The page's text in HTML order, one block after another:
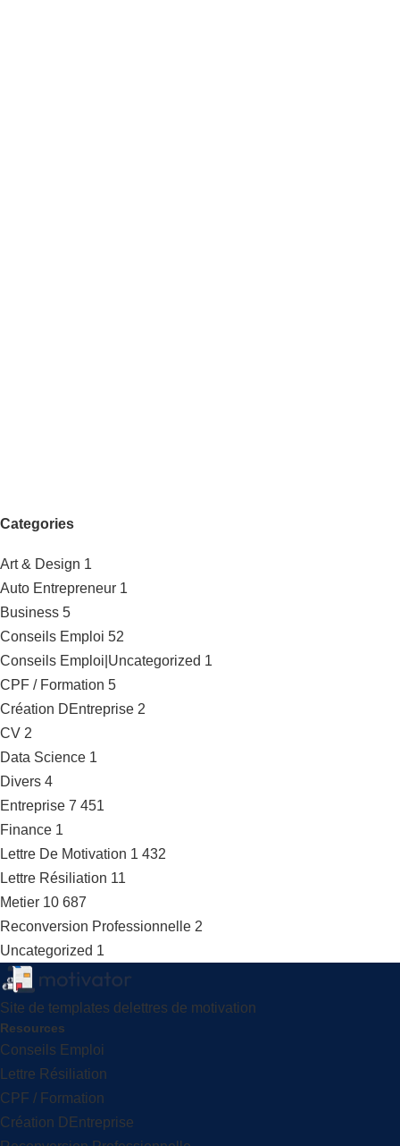
Categories
Art & Design 1
Auto Entrepreneur 1
Business 5
Conseils Emploi 52
Conseils Emploi|Uncategorized 1
CPF / Formation 5
Création DEntreprise 2
CV 2
Data Science 1
Divers 4
Entreprise 7 451
Finance 1
Lettre De Motivation 1 432
Lettre Résiliation 11
Metier 10 687
Reconversion Professionnelle 2
Uncategorized 1
Site de templates delettres de motivation
Resources
Conseils Emploi
Lettre Résiliation
CPF / Formation
Création DEntreprise